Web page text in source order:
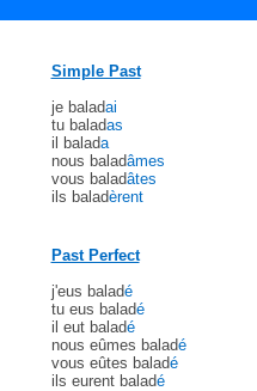
Simple Past
je baladai
tu baladas
il balada
nous baladâmes
vous baladâtes
ils baladèrent
Past Perfect
j'eus baladé
tu eus baladé
il eut baladé
nous eûmes baladé
vous eûtes baladé
ils eurent baladé